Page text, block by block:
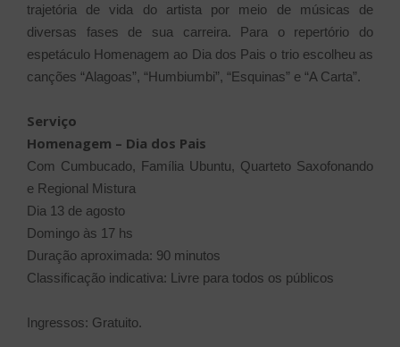
trajetória de vida do artista por meio de músicas de
diversas fases de sua carreira. Para o repertório do
espetáculo Homenagem ao Dia dos Pais o trio escolheu as
canções “Alagoas”, “Humbiumbi”, “Esquinas” e “A Carta”.
Serviço
Homenagem – Dia dos Pais
Com Cumbucado, Família Ubuntu, Quarteto Saxofonando
e Regional Mistura
Dia 13 de agosto
Domingo às 17 hs
Duração aproximada: 90 minutos
Classificação indicativa: Livre para todos os públicos
Ingressos: Gratuito.